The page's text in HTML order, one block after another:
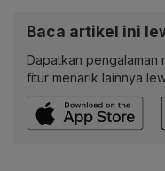
Baca artikel ini
Dapatkan pengalaman
fitur menarik lainnya